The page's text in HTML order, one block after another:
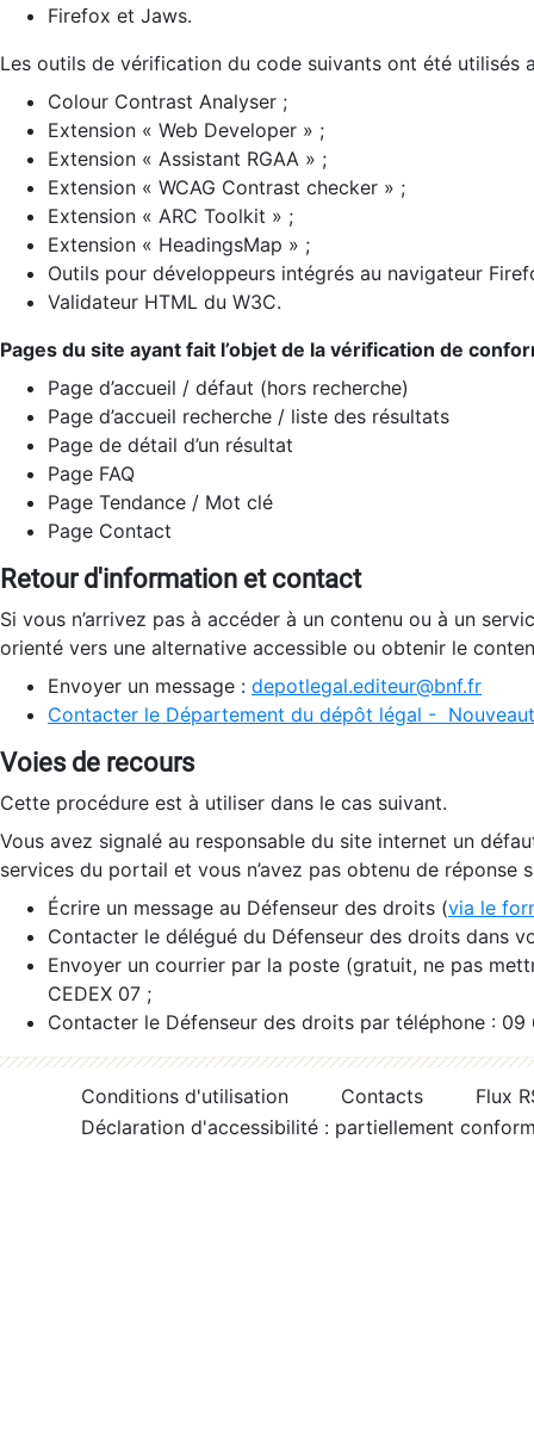
Firefox et Jaws.
Les outils de vérification du code suivants ont été utilisés
Colour Contrast Analyser ;
Extension « Web Developer » ;
Extension « Assistant RGAA » ;
Extension « WCAG Contrast checker » ;
Extension « ARC Toolkit » ;
Extension « HeadingsMap » ;
Outils pour développeurs intégrés au navigateur
Validateur HTML du W3C.
Pages du site ayant fait l’objet de la vérification de
Page d’accueil / défaut (hors recherche)
Page d’accueil recherche / liste des résultats
Page de détail d’un résultat
Page FAQ
Page Tendance / Mot clé
Page Contact
Retour d'information et contact
Si vous n’arrivez pas à accéder à un contenu ou à un
orienté vers une alternative accessible ou obtenir le
Envoyer un message : depotlegal.editeur@bnf.fr
Contacter le Département du dépôt légal -
Voies de recours
Cette procédure est à utiliser dans le cas suivant.
Vous avez signalé au responsable du site internet un
services du portail et vous n’avez pas obtenu de réponse
Écrire un message au Défenseur des droits (via le
Contacter le délégué du Défenseur des droits dans
Envoyer un courrier par la poste (gratuit, ne pas
CEDEX 07 ;
Contacter le Défenseur des droits par téléphone :
Conditions d'utilisation Contacts
Flux
Déclaration d'accessibilité : partiellement